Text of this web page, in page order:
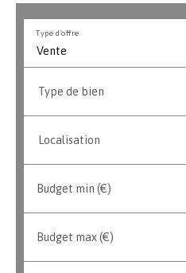
Vente
Type d'offre
Type de bien
Localisation
Budget min (€)
Budget max (€)